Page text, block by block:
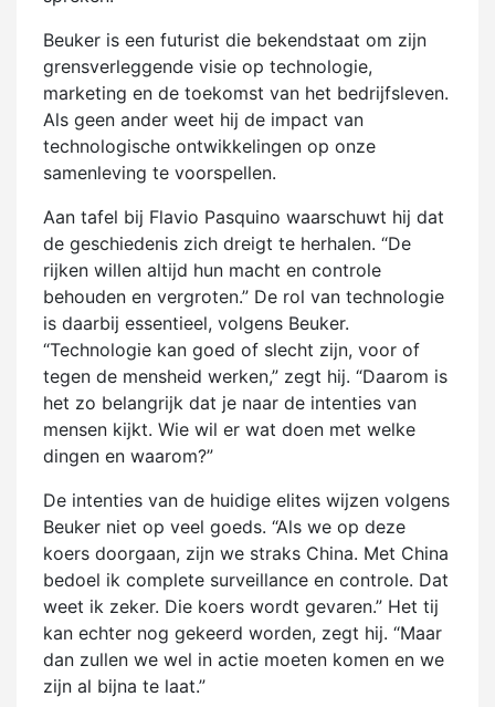
Beuker is een futurist die bekendstaat om zijn
grensverleggende visie op technologie,
marketing en de toekomst van het bedrijfsleven.
Als geen ander weet hij de impact van
technologische ontwikkelingen op onze
samenleving te voorspellen.
Aan tafel bij Flavio Pasquino waarschuwt hij dat
de geschiedenis zich dreigt te herhalen. “De
rijken willen altijd hun macht en controle
behouden en vergroten.” De rol van technologie
is daarbij essentieel, volgens Beuker.
“Technologie kan goed of slecht zijn, voor of
tegen de mensheid werken,” zegt hij. “Daarom is
het zo belangrijk dat je naar de intenties van
mensen kijkt. Wie wil er wat doen met welke
dingen en waarom?”
De intenties van de huidige elites wijzen volgens
Beuker niet op veel goeds. “Als we op deze
koers doorgaan, zijn we straks China. Met China
bedoel ik complete surveillance en controle. Dat
weet ik zeker. Die koers wordt gevaren.” Het tij
kan echter nog gekeerd worden, zegt hij. “Maar
dan zullen we wel in actie moeten komen en we
zijn al bijna te laat.”